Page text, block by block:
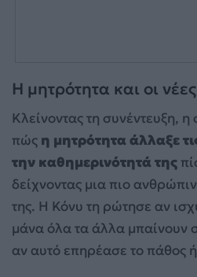
Η μητρότητα και οι
Κλείνοντας τη συνέντευξη,
πώς η μητρότητα άλλαξε
την καθημερινότητά της
δείχνοντας μια πιο
της. Η Κόνυ τη ρώτησε αν
μάνα όλα τα άλλα μπαίνουν
αν αυτό επηρέασε το πάθος ή